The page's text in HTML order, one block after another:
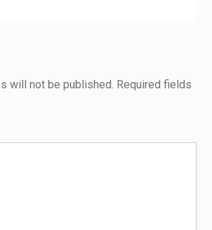
will not be published. Required fields